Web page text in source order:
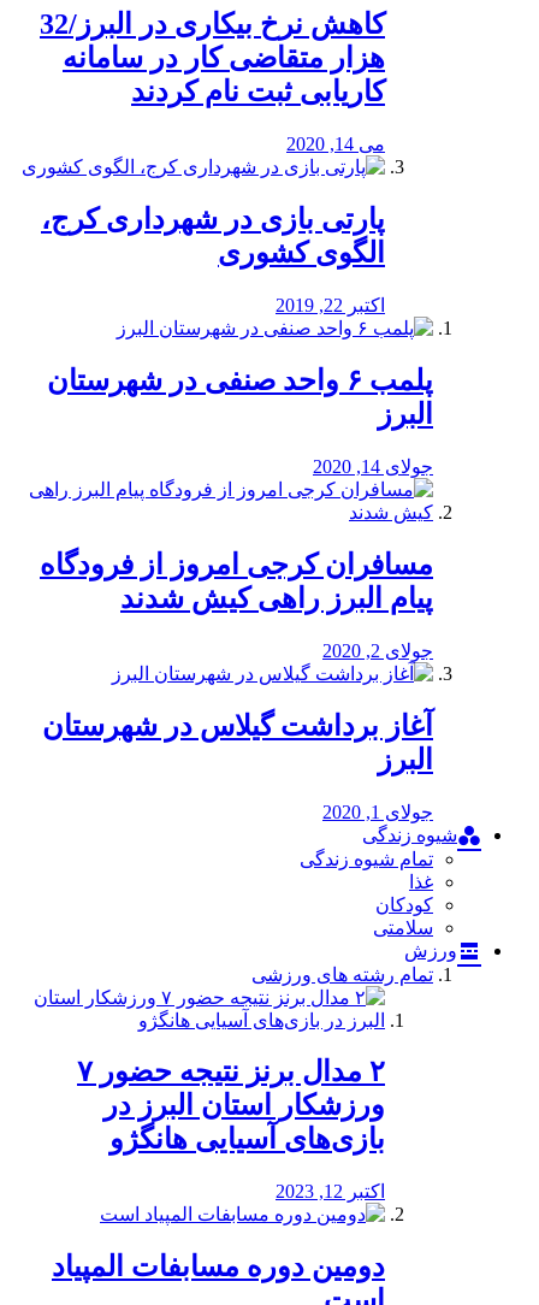
کاهش نرخ بیکاری در البرز/32
هزار متقاضی کار در سامانه
کاریابی ثبت نام کردند
می 14, 2020
پارتی بازی در شهرداری کرج،
الگوی کشوری
اکتبر 22, 2019
پلمب ۶ واحد صنفی در شهرستان
البرز
جولای 14, 2020
مسافران کرجی امروز از فرودگاه
پیام البرز راهی کیش شدند
جولای 2, 2020
آغاز برداشت گیلاس در شهرستان
البرز
جولای 1, 2020
شیوه زندگی
تمام شیوه زندگی
غذا
کودکان
سلامتی
ورزش
تمام رشته های ورزشی
۲ مدال برنز نتیجه حضور ۷
ورزشکار استان البرز در
بازی‌های آسیایی هانگژو
اکتبر 12, 2023
دومین دوره مسابفات المپیاد